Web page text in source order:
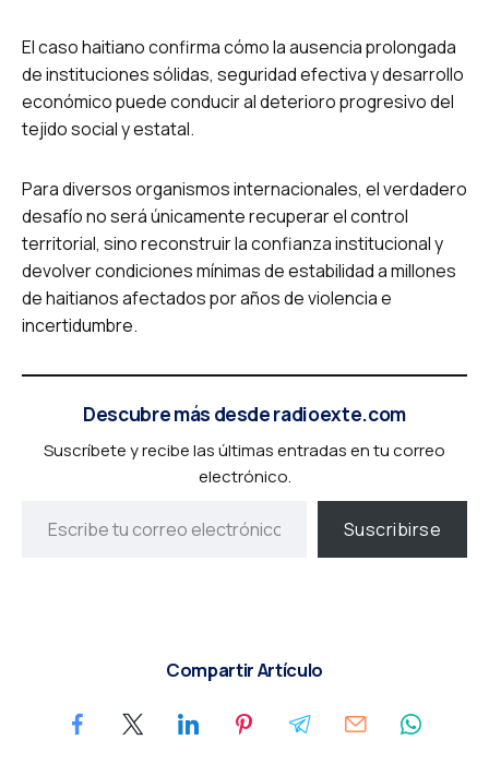
El caso haitiano confirma cómo la ausencia prolongada
de instituciones sólidas, seguridad efectiva y desarrollo
económico puede conducir al deterioro progresivo del
tejido social y estatal.
Para diversos organismos internacionales, el verdadero
desafío no será únicamente recuperar el control
territorial, sino reconstruir la confianza institucional y
devolver condiciones mínimas de estabilidad a millones
de haitianos afectados por años de violencia e
incertidumbre.
Descubre más desde radioexte.com
Suscríbete y recibe las últimas entradas en tu correo
electrónico.
Suscribirse
Compartir Artículo